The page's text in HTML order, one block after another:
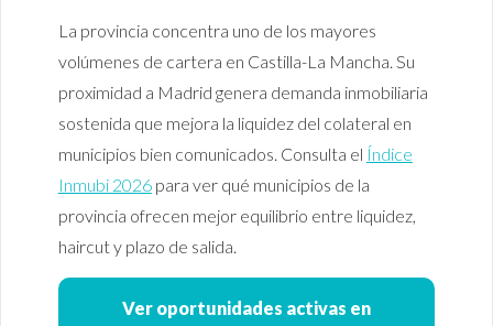
La provincia concentra uno de los mayores
volúmenes de cartera en Castilla-La Mancha. Su
proximidad a Madrid genera demanda inmobiliaria
sostenida que mejora la liquidez del colateral en
municipios bien comunicados. Consulta el Índice
Inmubi 2026para ver qué municipios de la
provincia ofrecen mejor equilibrio entre liquidez,
haircut y plazo de salida.
Ver oportunidades activas en